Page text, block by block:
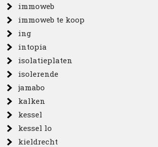
immoweb
immoweb te koop
ing
intopia
isolatieplaten
isolerende
jamabo
kalken
kessel
kessel lo
kieldrecht